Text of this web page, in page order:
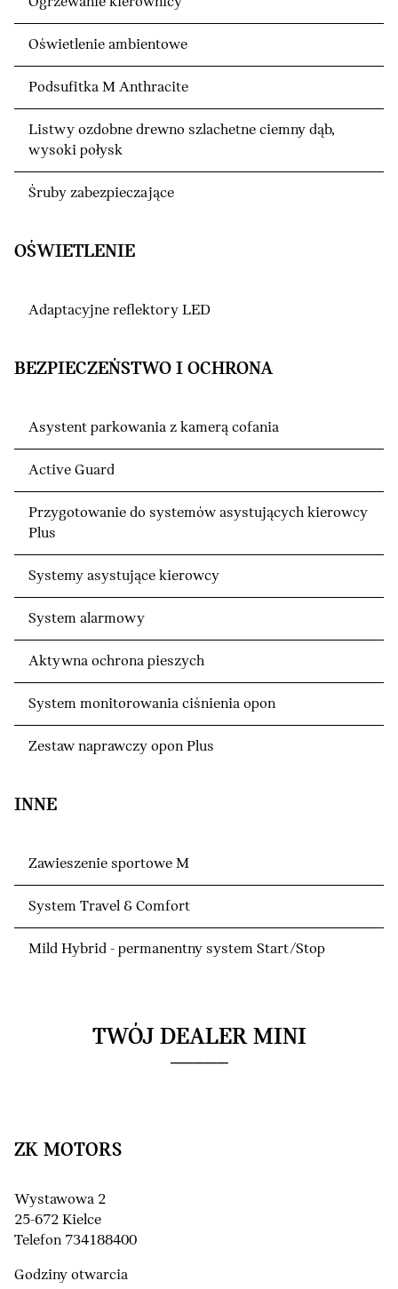
Oświetlenie ambientowe
Podsufitka M Anthracite
Listwy ozdobne drewno szlachetne ciemny dąb,
wysoki połysk
Śruby zabezpieczające
OŚWIETLENIE
Adaptacyjne reflektory LED
BEZPIECZEŃSTWO I OCHRONA
Asystent parkowania z kamerą cofania
Active Guard
Przygotowanie do systemów asystujących kierowcy
Plus
Systemy asystujące kierowcy
System alarmowy
Aktywna ochrona pieszych
System monitorowania ciśnienia opon
Zestaw naprawczy opon Plus
INNE
Zawieszenie sportowe M
System Travel & Comfort
Mild Hybrid - permanentny system Start/Stop
TWÓJ DEALER MINI
ZK MOTORS
Wystawowa 2
25-672 Kielce
Telefon 734188400
Godziny otwarcia